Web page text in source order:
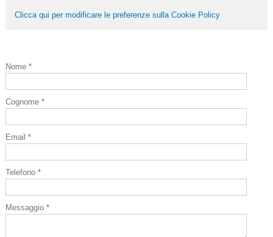
Clicca qui per modificare le preferenze sulla Cookie Policy
Nome *
Cognome *
Email *
Telefono *
Messaggio *